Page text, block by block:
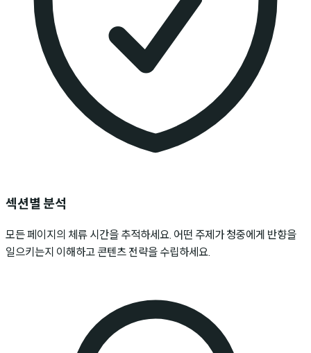
섹션별 분석
모든 페이지의 체류 시간을 추적하세요. 어떤 주제가 청중에게 반향을
일으키는지 이해하고 콘텐츠 전략을 수립하세요.